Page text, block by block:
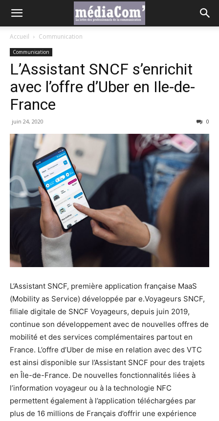
Accueil Communication
Communication
L’Assistant SNCF s’enrichit
avec l’offre d’Uber en Ile-de-
France
juin 24, 2020 0
L’Assistant SNCF, première application française MaaS
(Mobility as Service) développée par e.Voyageurs SNCF,
filiale digitale de SNCF Voyageurs, depuis juin 2019,
continue son développement avec de nouvelles offres de
mobilité et des services complémentaires partout en
France. L’offre d’Uber de mise en relation avec des VTC
est ainsi disponible sur l’Assistant SNCF pour des trajets
en Île-de-France. De nouvelles fonctionnalités liées à
l’information voyageur ou à la technologie NFC
permettent également à l’application téléchargées par
plus de 16 millions de Français d’offrir une expérience